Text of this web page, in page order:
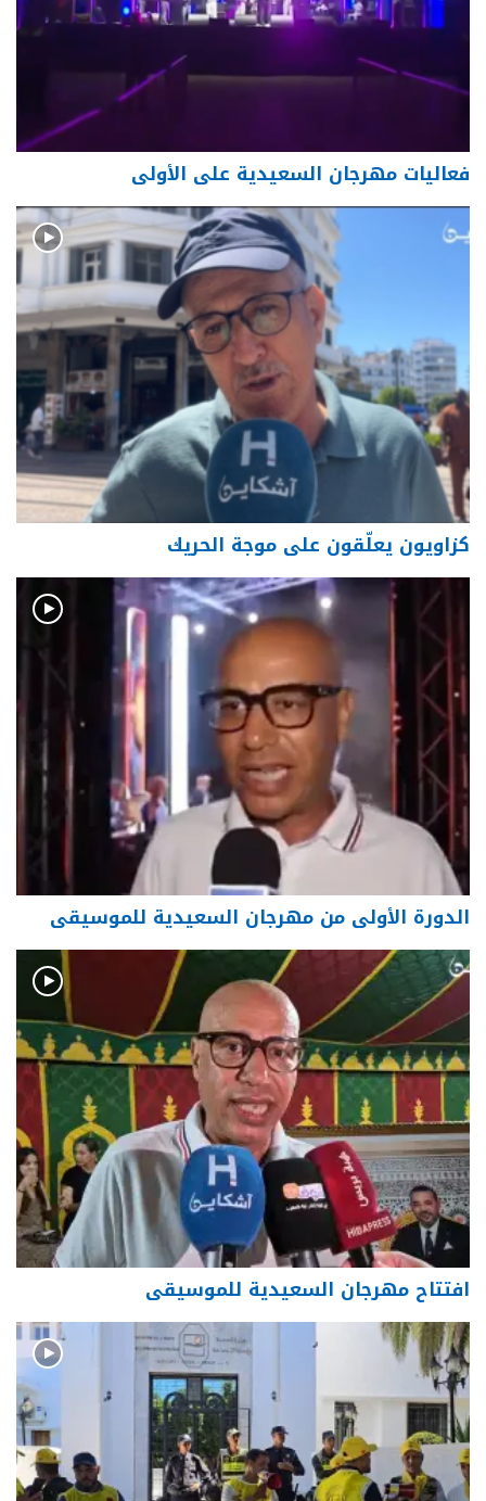
فعاليات مهرجان السعيدية على الأولى
كزاويون يعلّقون على موجة الحريك
الدورة الأولى من مهرجان السعيدية للموسيقى
افتتاح مهرجان السعيدية للموسيقى